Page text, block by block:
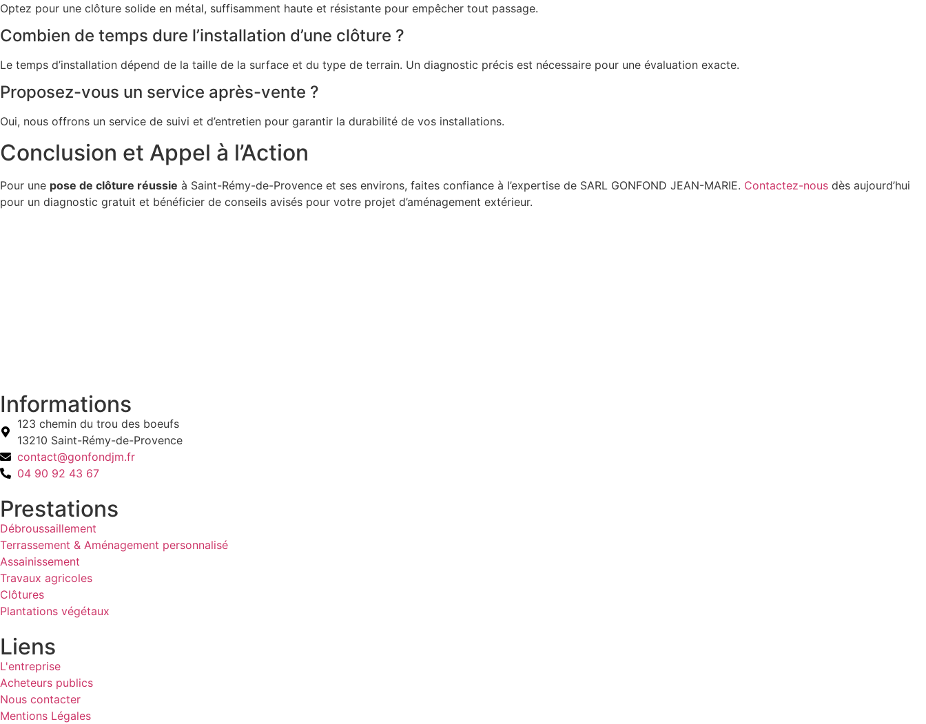
Optez pour une clôture solide en métal, suffisamment haute et résistante pour empêcher tout passage.
Combien de temps dure l’installation d’une clôture ?
Le temps d’installation dépend de la taille de la surface et du type de terrain. Un diagnostic précis est nécessaire pour une évaluation exacte.
Proposez-vous un service après-vente ?
Oui, nous offrons un service de suivi et d’entretien pour garantir la durabilité de vos installations.
Conclusion et Appel à l’Action
Pour une pose de clôture réussie à Saint-Rémy-de-Provence et ses environs, faites confiance à l’expertise de SARL GONFOND JEAN-MARIE. Contactez-nous dès aujourd’hui
pour un diagnostic gratuit et bénéficier de conseils avisés pour votre projet d’aménagement extérieur.
Informations
123 chemin du trou des boeufs
13210 Saint-Rémy-de-Provence
contact@gonfondjm.fr
04 90 92 43 67
Prestations
Débroussaillement
Terrassement & Aménagement personnalisé
Assainissement
Travaux agricoles
Clôtures
Plantations végétaux
Liens
L'entreprise
Acheteurs publics
Nous contacter
Mentions Légales